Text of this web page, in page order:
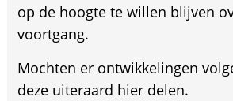
op de hoogte te willen blijven
voortgang.
Mochten er ontwikkelingen
deze uiteraard hier delen.